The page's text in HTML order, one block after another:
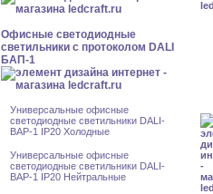
Офисные светодиодные
светильники с протоколом DALI
БАП-1
Универсальные офисные
светодиодные светильники DALI-
BAP-1 IP20 Холодные
Универсальные офисные
светодиодные светильники DALI-
BAP-1 IP20 Нейтральные